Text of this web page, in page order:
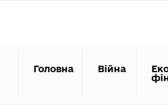
Головна Війна